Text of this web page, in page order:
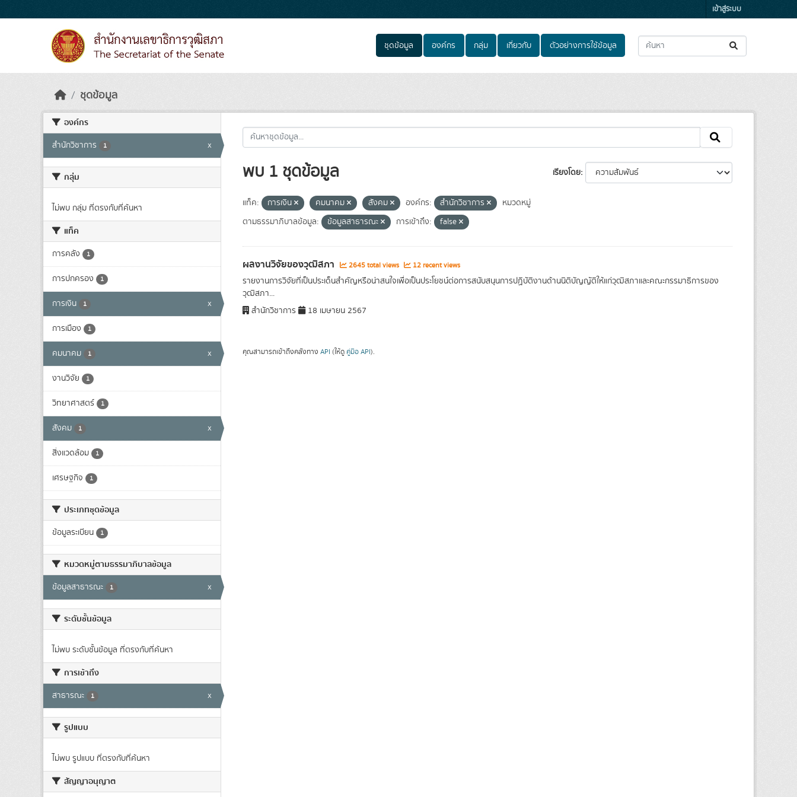
เข้าสู่ระบบ
ชุดข้อมูล องค์กร กลุ่ม เกี่ยวกับ ตัวอย่างการใช้ข้อมูล
ชุดข้อมูล
องค์กร
สำนักวิชาการ 1 x
กลุ่ม
ไม่พบ กลุ่ม ที่ตรงกับที่ค้นหา
แท็ค
การคลัง 1
การปกครอง 1
การเงิน 1 x
การเมือง 1
คมนาคม 1 x
งานวิจัย 1
วิทยาศาสตร์ 1
สังคม 1 x
สิ่งแวดล้อม 1
เศรษฐกิจ 1
ประเภทชุดข้อมูล
ข้อมูลระเบียน 1
หมวดหมู่ตามธรรมาภิบาลข้อมูล
ข้อมูลสาธารณะ 1 x
ระดับชั้นข้อมูล
ไม่พบ ระดับชั้นข้อมูล ที่ตรงกับที่ค้นหา
การเข้าถึง
สาธารณะ 1 x
รูปแบบ
ไม่พบ รูปแบบ ที่ตรงกับที่ค้นหา
สัญญาอนุญาต
เรียงโดย
พบ 1 ชุดข้อมูล
แท็ค: การเงิน คมนาคม สังคม องค์กร: สำนักวิชาการ
หมวดหมู่
ตามธรรมาภิบาลข้อมูล:
ข้อมูลสาธารณะ การเข้าถึง: false
ผลงานวิจัยของวุฒิสภา 2645 total views 12 recent views
รายงานการวิจัยที่เป็นประเด็นสำคัญหรือน่าสนใจเพื่อเป็นประโยชน์ต่อการสนับสนุนการปฏิบัติงานด้านนิติบัญญัติให้แก่วุฒิสภาและคณะกรรมาธิการของ
วุฒิสภา...
สำนักวิชาการ
18 เมษายน 2567
คุณสามารถเข้าถึงคลังทาง API (ให้ดู คู่มือ API).